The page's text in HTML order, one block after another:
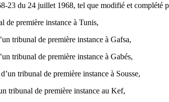
23 du 24 juillet 1968, tel que modifié et complété
de première instance à Tunis,
tribunal de première instance à Gafsa,
tribunal de première instance à Gabés,
tribunal de première instance à Sousse,
tribunal de première instance au Kef,